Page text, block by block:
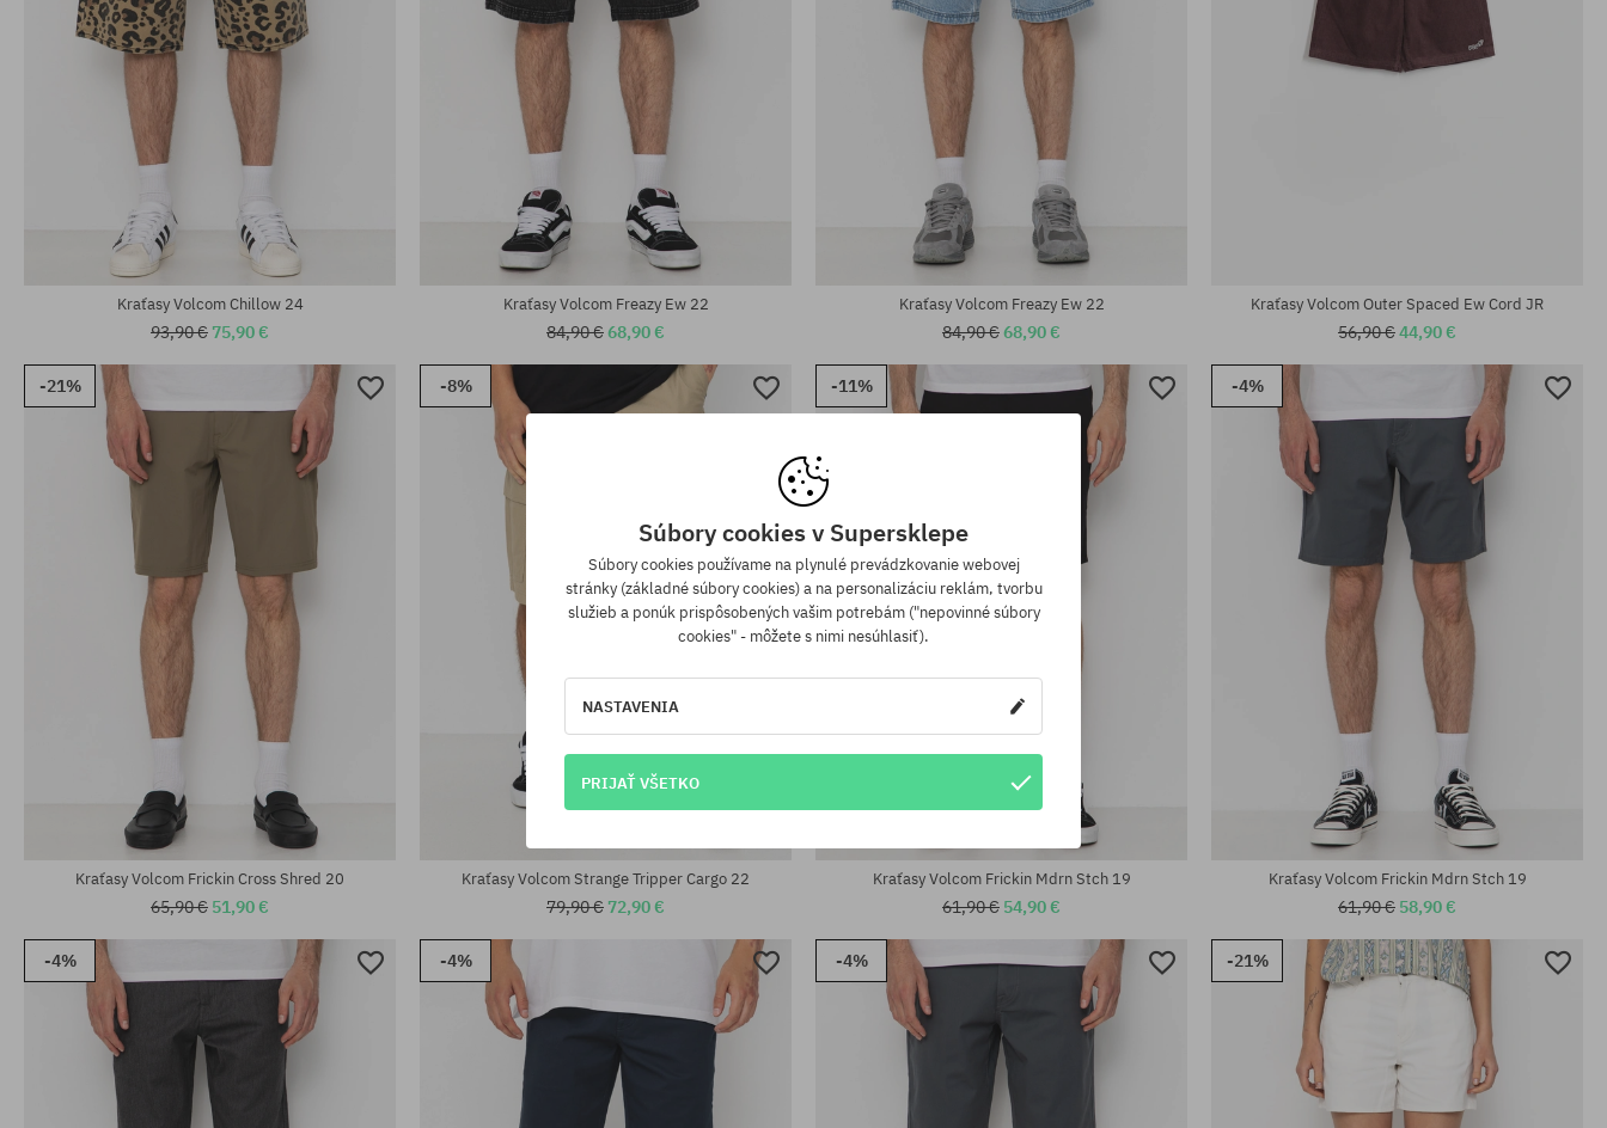
Dostupné veľkosti:
31; 32; 33; 34
Dostupné veľkosti:
28; 29; 30; 31; 32; 34; 36; 38
Dostupné veľkosti:
31; 32; 33; 36
Dostupné veľkosti:
Kraťasy Volcom Chillow 24
93,90 € 75,90 €
Kraťasy Volcom Freazy Ew 22
84,90 €68,90 €
S; M
Kraťasy Volcom Freazy Ew 22
84,90 €68,90 €
Dostupné veľkosti:
Kraťasy Volcom Outer Spaced Ew Cord JR
56,90 €44,90 €
-21%
Kraťasy Volcom Frickin Cross Shred 20
65,90 € 51,90 €
-8%
Kraťasy Volcom Strange Tripper Cargo 22
79,90 € 72,90 €
-11%
Kraťasy Volcom Frickin Mdrn Stch 19
61,90 € 54,90 €
-4%
Kraťasy Volcom Frickin Mdrn Stch 19
61,90 € 58,90 €
-4% -4% -4% -21%
Súbory cookies v Supersklepe
Súbory cookies používame na plynulé prevádzkovanie webovej
stránky (základné súbory cookies) a na personalizáciu reklám, tvorbu
služieb a ponúk prispôsobených vašim potrebám ("nepovinné súbory
cookies" - môžete s nimi nesúhlasiť).
NASTAVENIA
PRIJAŤ VŠETKO